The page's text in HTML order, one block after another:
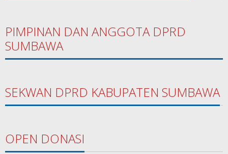
PIMPINAN DAN ANGGOTA DPRD
SUMBAWA
SEKWAN DPRD KABUPATEN SUMBAWA
OPEN DONASI